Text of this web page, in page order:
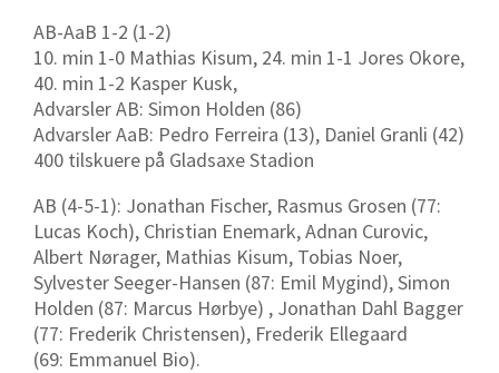
AB-AaB 1-2 (1-2)
10. min 1-0 Mathias Kisum, 24. min 1-1 Jores Okore,
40. min 1-2 Kasper Kusk,
Advarsler AB: Simon Holden (86)
Advarsler AaB: Pedro Ferreira (13), Daniel Granli (42)
400 tilskuere på Gladsaxe Stadion
AB (4-5-1): Jonathan Fischer, Rasmus Grosen (77:
Lucas Koch), Christian Enemark, Adnan Curovic,
Albert Nørager, Mathias Kisum, Tobias Noer,
Sylvester Seeger-Hansen (87: Emil Mygind), Simon
Holden (87: Marcus Hørbye) , Jonathan Dahl Bagger
(77: Frederik Christensen), Frederik Ellegaard
(69: Emmanuel Bio).